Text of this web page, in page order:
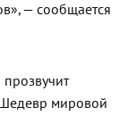
— сообщается
мировой